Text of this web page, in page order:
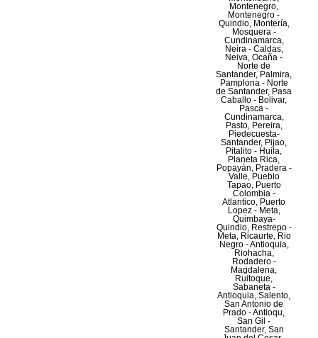
Montenegro,
Montenegro -
Quindio, Montería,
Mosquera -
Cundinamarca,
Neira - Caldas,
Neiva, Ocaña -
Norte de
Santander, Palmira,
Pamplona - Norte
de Santander, Pasa
Caballo - Bolivar,
Pasca -
Cundinamarca,
Pasto, Pereira,
Piedecuesta-
Santander, Pijao,
Pitalito - Huila,
Planeta Rica,
Popayán, Pradera -
Valle, Pueblo
Tapao, Puerto
Colombia -
Atlantico, Puerto
Lopez - Meta,
Quimbaya-
Quindio, Restrepo -
Meta, Ricaurte, Rio
Negro - Antioquia,
Riohacha,
Rodadero -
Magdalena,
Ruitoque,
Sabaneta -
Antioquia, Salento,
San Antonio de
Prado - Antioqu,
San Gil -
Santander, San